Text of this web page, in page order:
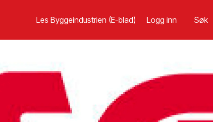
Les Byggeindustrien (E-blad) Logg inn